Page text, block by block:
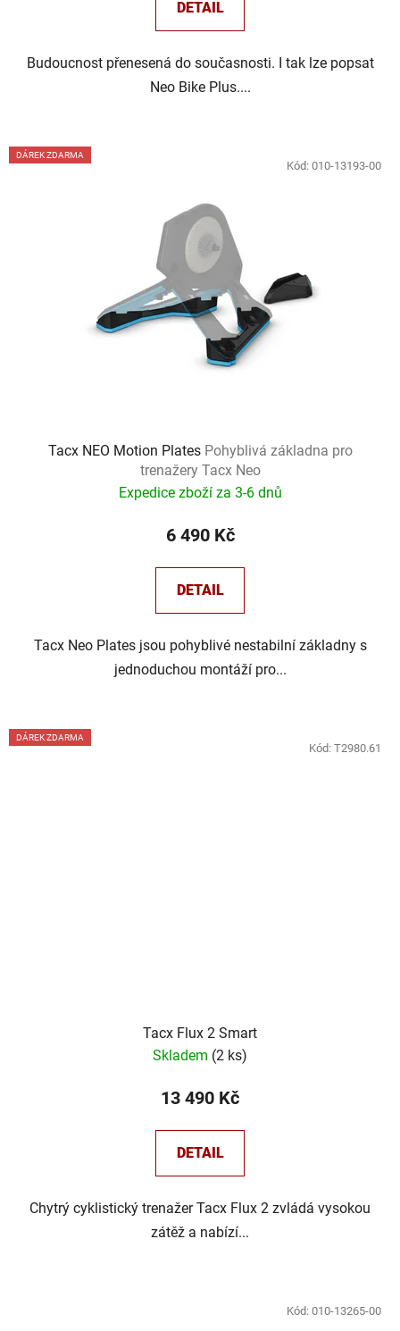
DETAIL
Budoucnost přenesená do současnosti. I tak lze popsat
Neo Bike Plus....
DÁREK ZDARMA
Tacx NEO Motion Plates Pohyblivá základna pro
trenažery Tacx Neo
Expedice zboží za 3-6 dnů
6 490 Kč
DETAIL
Tacx Neo Plates jsou pohyblivé nestabilní základny s
jednoduchou montáží pro...
Kód: 010-13193-00
DÁREK ZDARMA
Tacx Flux 2 Smart
Skladem (2 ks)
13 490 Kč
DETAIL
Chytrý cyklistický trenažer Tacx Flux 2 zvládá vysokou
zátěž a nabízí...
Kód: T2980.61
Kód: 010-13265-00